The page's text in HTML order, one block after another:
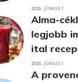
2026. JÚNIUS 1.
Alma-
legjobb
ital
2026. JÚNIUS 1.
A